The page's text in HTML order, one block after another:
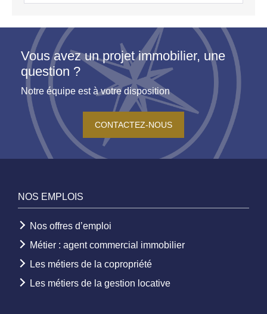
Vous avez un projet immobilier, une
question ?
Notre équipe est à votre disposition
CONTACTEZ-NOUS
NOS EMPLOIS
Nos offres d’emploi
Métier : agent commercial immobilier
Les métiers de la copropriété
Les métiers de la gestion locative